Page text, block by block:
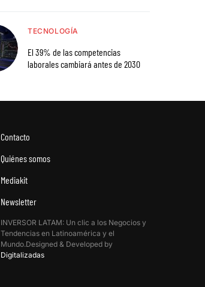
TECNOLOGÍA
El 39% de las competencias
laborales cambiará antes de 2030
Contacto
Quiénes somos
Mediakit
Newsletter
INVERSOR LATAM: Un clic a los Negocios y
Tendencias en Latinoamérica y el
Mundo.Designed & Developed by
Digitalizadas